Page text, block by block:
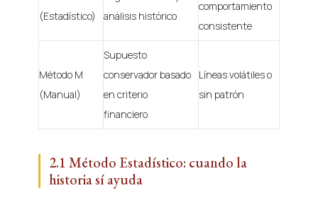
(Estadístico)
análisis histórico
comportamiento
consistente
Método M
(Manual)
Supuesto
conservador basado
en criterio
financiero
Líneas volátiles o
sin patrón
2.1 Método Estadístico: cuando la
historia sí ayuda